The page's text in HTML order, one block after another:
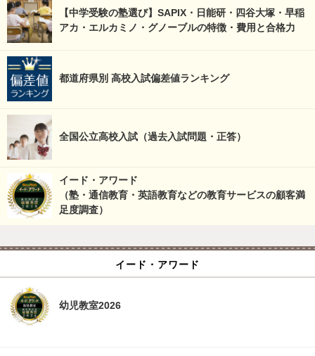
【中学受験の塾選び】SAPIX・日能研・四谷大塚・早稲
アカ・エルカミノ・グノーブルの特徴・費用と合格力
都道府県別 高校入試偏差値ランキング
全国公立高校入試（過去入試問題・正答）
イード・アワード
（塾・通信教育・英語教育などの教育サービスの顧客満
足度調査）
イード・アワード
幼児教室2026